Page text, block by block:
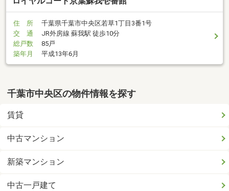
住 所
千葉県千葉市中央区若草1丁目3番1号
交 通
JR外房線 蘇我駅 徒歩10分
総戸数
85戸
築年月
平成13年6月
千葉市中央区の物件情報を探す
賃貸
中古マンション
新築マンション
中古一戸建て